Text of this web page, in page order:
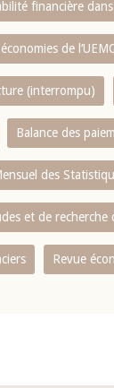
financière dans
de
(interrompu)
Balance des
des
et de recherche
Revue